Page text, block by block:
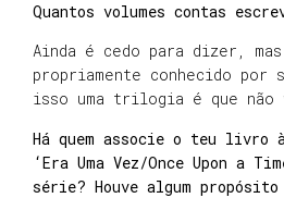
Quantos volumes contas
Ainda é cedo para dizer,
propriamente conhecido
isso uma trilogia é que não
Há quem associe o teu
‘Era Uma Vez/Once Upon a
série? Houve algum